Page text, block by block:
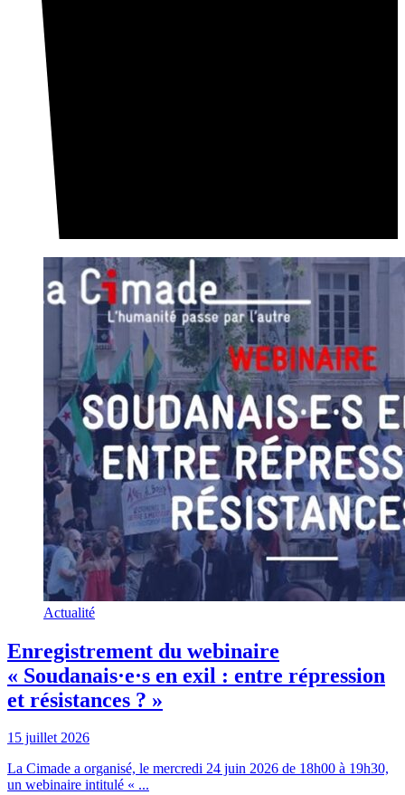
Actualité
Enregistrement du webinaire
« Soudanais·e·s en exil : entre répression
et résistances ? »
15 juillet 2026
La Cimade a organisé, le mercredi 24 juin 2026 de 18h00 à 19h30,
un webinaire intitulé « ...